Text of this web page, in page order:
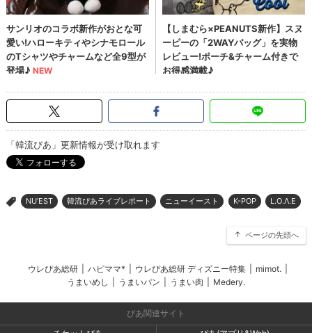
「韓流ぴあ」更新情報が受け取れます
> NU’EST 韓流ぴあライブレポート ニューイースト K-POP L.O.Λ.E
ページの先頭へ
ウレぴあ総研 ハピママ* ウレぴあ総研 ディズニー特集 mimot.
うまいめし
うまいパン うまい肉 Medery.
ぴあ関連サイト